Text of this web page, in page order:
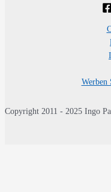
Werben
Copyright 2011 - 2025 Ingo